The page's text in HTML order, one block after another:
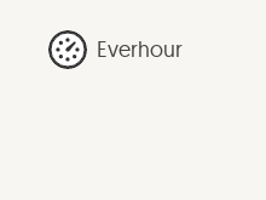
Everhour